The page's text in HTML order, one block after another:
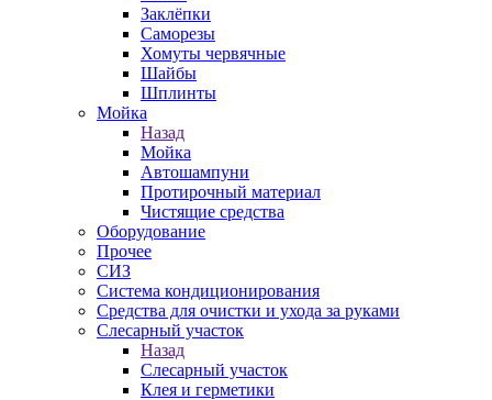
Заклёпки
Саморезы
Хомуты червячные
Шайбы
Шплинты
Мойка
Назад
Мойка
Автошампуни
Протирочный материал
Чистящие средства
Оборудование
Прочее
СИЗ
Система кондиционирования
Средства для очистки и ухода за руками
Слесарный участок
Назад
Слесарный участок
Клея и герметики